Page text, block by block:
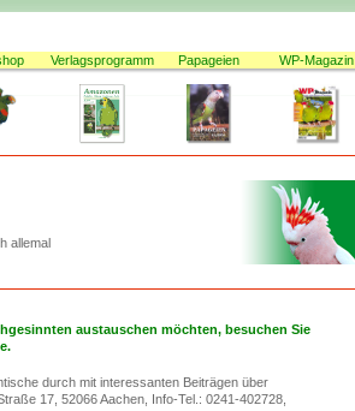
Verlagsprogramm Papageien WP-Magazin
allemal
austauschen möchten, besuchen Sie
durch mit interessanten Beiträgen über
17, 52066 Aachen, Info-Tel.: 0241-402728,